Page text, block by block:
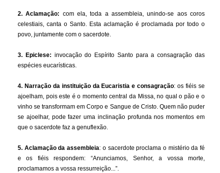
2. Aclamação: com ela, toda a assembleia, unindo-se aos coros
celestiais, canta o Santo. Esta aclamação é proclamada por todo o
povo, juntamente com o sacerdote.
3. Epiclese: invocação do Espírito Santo para a consagração das
espécies eucarísticas.
4. Narração da instituição da Eucaristia e consagração: os fiéis se
ajoelham, pois este é o momento central da Missa, no qual o pão e o
vinho se transformam em Corpo e Sangue de Cristo. Quem não puder
se ajoelhar, pode fazer uma inclinação profunda nos momentos em
que o sacerdote faz a genuflexão.
5. Aclamação da assembleia: o sacerdote proclama o mistério da fé
e os fiéis respondem: “Anunciamos, Senhor, a vossa morte,
proclamamos a vossa ressurreição...”.